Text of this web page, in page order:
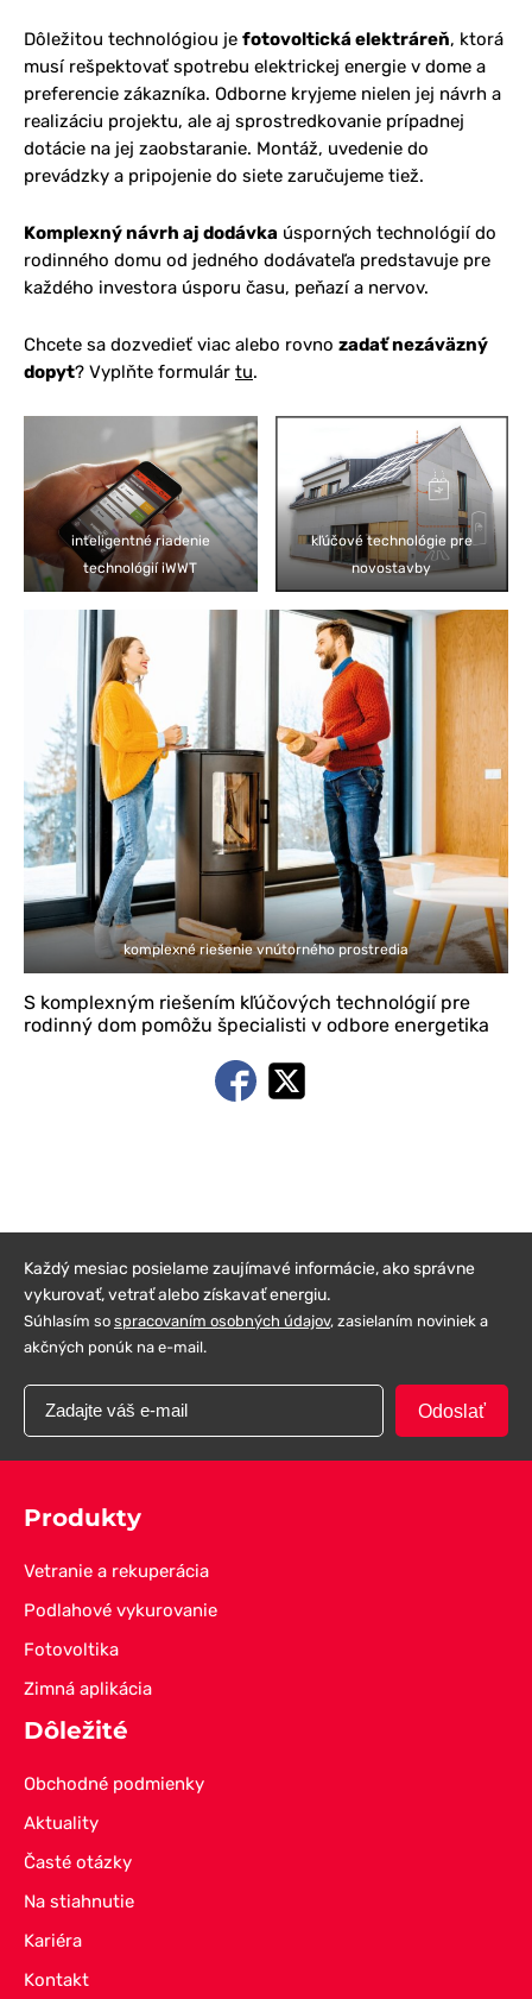
Dôležitou technológiou je fotovoltická elektráreň, ktorá
musí rešpektovať spotrebu elektrickej energie v dome a
preferencie zákazníka. Odborne kryjeme nielen jej návrh a
realizáciu projektu, ale aj sprostredkovanie prípadnej
dotácie na jej zaobstaranie. Montáž, uvedenie do
prevádzky a pripojenie do siete zaručujeme tiež.
Komplexný návrh aj dodávka úsporných technológií do
rodinného domu od jedného dodávateľa predstavuje pre
každého investora úsporu času, peňazí a nervov.
Chcete sa dozvedieť viac alebo rovno zadať nezáväzný
dopyt? Vyplňte formulár tu.
inteligentné riadenie
technológií iWWT
kľúčové technológie pre
novostavby
komplexné riešenie vnútorného prostredia
S komplexným riešením kľúčových technológií pre
rodinný dom pomôžu špecialisti v odbore energetika
Každý mesiac posielame zaujímavé informácie, ako správne
vykurovať, vetrať alebo získavať energiu.
Súhlasím so spracovaním osobných údajov, zasielaním noviniek a
akčných ponúk na e-mail.
Odoslať
Produkty
Vetranie a rekuperácia
Podlahové vykurovanie
Fotovoltika
Zimná aplikácia
Dôležité
Obchodné podmienky
Aktuality
Časté otázky
Na stiahnutie
Kariéra
Kontakt